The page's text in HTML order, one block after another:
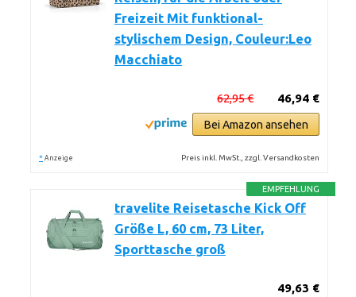
Freizeit Mit funktional-
stylischem Design, Couleur:Leo
Macchiato
46,94 €
62,95 €
Bei Amazon ansehen
* Anzeige Preis inkl. MwSt., zzgl. Versandkosten
EMPFEHLUNG
travelite Reisetasche Kick Off
Größe L, 60 cm, 73 Liter,
Sporttasche groß
49,63 €